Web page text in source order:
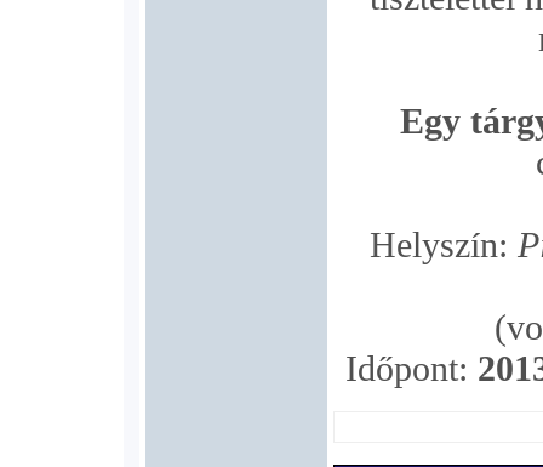
Egy
Helyszín:
Időpont: